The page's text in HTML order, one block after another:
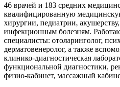
46 врачей и 183 средних
квалифицированную
хирургии, педиатрии,
инфекционным болезням.
специалисты: отоларинголог,
дерматовенеролог, а также
клинико-диагностическая
функциональной диагностики,
физио-кабинет, массажный